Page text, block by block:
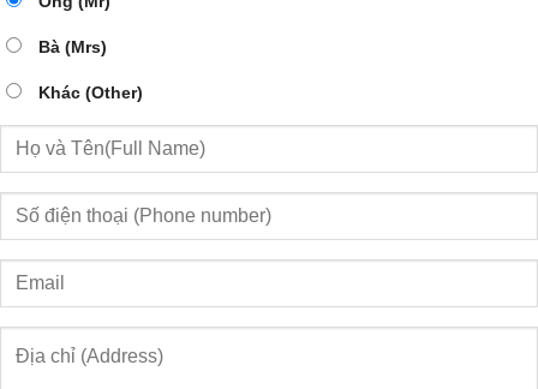
Bà (Mrs)
Khác (Other)